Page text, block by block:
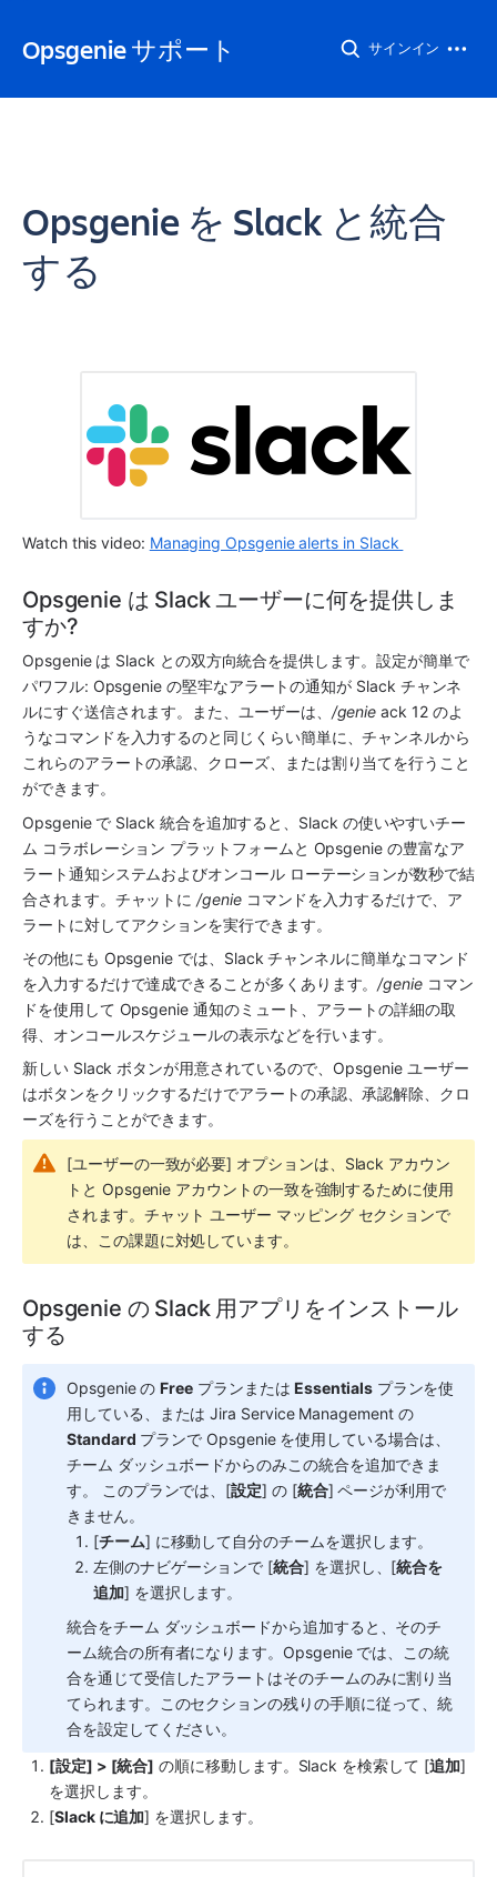
Opsgenie サポート サインイン
Opsgenie を Slack と統合
する
Watch this video: Managing Opsgenie alerts in Slack
Opsgenie は Slack ユーザーに何を提供しま
すか?
Opsgenie は Slack との双方向統合を提供します。設定が簡単で
パワフル: Opsgenie の堅牢なアラートの通知が Slack チャンネ
ルにすぐ送信されます。また、ユーザーは、 /genie ack 12 のよ
うなコマンドを入力するのと同じくらい簡単に、チャンネルから
これらのアラートの承認、クローズ、または割り当てを行うこと
ができます。
Opsgenie で Slack 統合を追加すると、 Slack の使いやすいチー
ム コラボレーション プラットフォームと Opsgenie の豊富なア
ラート通知システムおよびオンコール ローテーションが数秒で結
合されます。チャットに /genie コマンドを入力するだけで、ア
ラートに対してアクションを実行できます。
その他にも Opsgenie では、 Slack チャンネルに簡単なコマンド
を入力するだけで達成できることが多くあります。/genie コマン
ドを使用して Opsgenie 通知のミュート、アラートの詳細の取
得、オンコールスケジュールの表示などを行います。
新しい Slack ボタンが用意されているので、 Opsgenie ユーザー
はボタンをクリックするだけでアラートの承認、承認解除、クロ
ーズを行うことができます。
[ユーザーの一致が必要] オプションは、 Slack アカウン
トと Opsgenie アカウントの一致を強制するために使用
されます。チャット ユーザー マッピング セクションで
は、この課題に対処しています。
Opsgenie の Slack 用アプリをインストール
する
Opsgenie の Free プランまたは Essentials プランを使
用している、または Jira Service Management の
Standard プランで Opsgenie を使用している場合は、
チーム ダッシュボードからのみこの統合を追加できま
す。 このプランでは、[設定] の [統合] ページが利用で
きません。
[チーム] に移動して自分のチームを選択します。
左側のナビゲーションで [統合] を選択し、[統合を
追加] を選択します。
統合をチーム ダッシュボードから追加すると、そのチ
ーム統合の所有者になります。Opsgenie では、この統
合を通じて受信したアラートはそのチームのみに割り当
てられます。このセクションの残りの手順に従って、統
合を設定してください。
[設定] > [統合] の順に移動します。 Slack を検索して [追加]
を選択します。
[Slack に追加] を選択します。